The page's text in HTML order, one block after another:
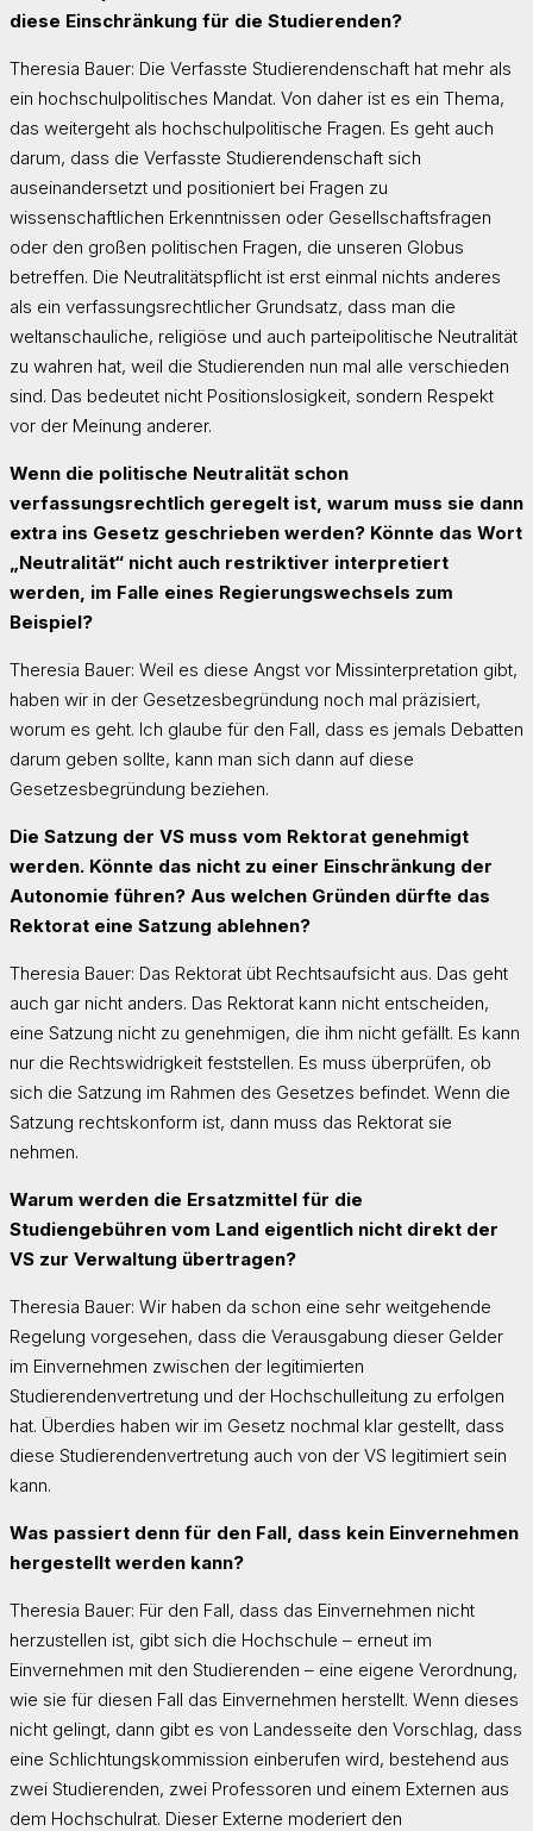
diese Einschränkung für die Studierenden?
Theresia Bauer: Die Verfasste Studierendenschaft hat mehr als
ein hochschulpolitisches Mandat. Von daher ist es ein Thema,
das weitergeht als hochschulpolitische Fragen. Es geht auch
darum, dass die Verfasste Studierendenschaft sich
auseinandersetzt und positioniert bei Fragen zu
wissenschaftlichen Erkenntnissen oder Gesellschaftsfragen
oder den großen politischen Fragen, die unseren Globus
betreffen. Die Neutralitätspflicht ist erst einmal nichts anderes
als ein verfassungsrechtlicher Grundsatz, dass man die
weltanschauliche, religiöse und auch parteipolitische Neutralität
zu wahren hat, weil die Studierenden nun mal alle verschieden
sind. Das bedeutet nicht Positionslosigkeit, sondern Respekt
vor der Meinung anderer.
Wenn die politische Neutralität schon
verfassungsrechtlich geregelt ist, warum muss sie dann
extra ins Gesetz geschrieben werden? Könnte das Wort
„Neutralität“ nicht auch restriktiver interpretiert
werden, im Falle eines Regierungswechsels zum
Beispiel?
Theresia Bauer: Weil es diese Angst vor Miss­interpretation gibt,
haben wir in der Gesetzesbegründung noch mal präzisiert,
worum es geht. Ich glaube für den Fall, dass es jemals Debatten
darum geben sollte, kann man sich dann auf diese
Gesetzesbegründung beziehen.
Die Satzung der VS muss vom Rektorat genehmigt
werden. Könnte das nicht zu einer Einschränkung der
Autonomie führen? Aus welchen Gründen dürfte das
Rektorat eine Satzung ablehnen?
Theresia Bauer: Das Rektorat übt Rechtsaufsicht aus. Das geht
auch gar nicht anders. Das Rektorat kann nicht entscheiden,
eine Satzung nicht zu genehmigen, die ihm nicht gefällt. Es kann
nur die Rechtswidrigkeit feststellen. Es muss überprüfen, ob
sich die Satzung im Rahmen des Gesetzes befindet. Wenn die
Satzung rechtskonform ist, dann muss das Rektorat sie
nehmen.
Warum werden die Ersatzmittel für die
Studiengebühren vom Land eigentlich nicht direkt der
VS zur Verwaltung übertragen?
Theresia Bauer: Wir haben da schon eine sehr weitgehende
Regelung vorgesehen, dass die Verausgabung dieser Gelder
im Einvernehmen zwischen der legitimierten
Studierendenvertretung und der Hochschulleitung zu erfolgen
hat. Überdies haben wir im Gesetz nochmal klar gestellt, dass
diese Studierendenvertretung auch von der VS legitimiert sein
kann.
Was passiert denn für den Fall, dass kein Einvernehmen
hergestellt werden kann?
Theresia Bauer: Für den Fall, dass das Einvernehmen nicht
herzustellen ist, gibt sich die Hochschule – erneut im
Einvernehmen mit den Studierenden – eine eigene Verordnung,
wie sie für diesen Fall das Einvernehmen herstellt. Wenn dieses
nicht gelingt, dann gibt es von Landesseite den Vorschlag, dass
eine Schlichtungskommission einberufen wird, bestehend aus
zwei Studierenden, zwei Professoren und einem Externen aus
dem Hochschulrat. Dieser Externe moderiert den